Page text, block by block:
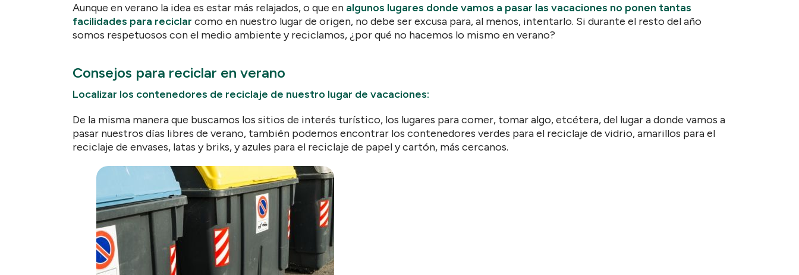
Aunque en verano la idea es estar más relajados, o que en algunos lugares donde vamos a pasar las vacaciones no ponen tantas
facilidades para reciclar como en nuestro lugar de origen, no debe ser excusa para, al menos, intentarlo. Si durante el resto del año
somos respetuosos con el medio ambiente y reciclamos, ¿por qué no hacemos lo mismo en verano?
Consejos para reciclar en verano
Localizar los contenedores de reciclaje de nuestro lugar de vacaciones:
De la misma manera que buscamos los sitios de interés turístico, los lugares para comer, tomar algo, etcétera, del lugar a donde vamos a
pasar nuestros días libres de verano, también podemos encontrar los contenedores verdes para el reciclaje de vidrio, amarillos para el
reciclaje de envases, latas y briks, y azules para el reciclaje de papel y cartón, más cercanos.